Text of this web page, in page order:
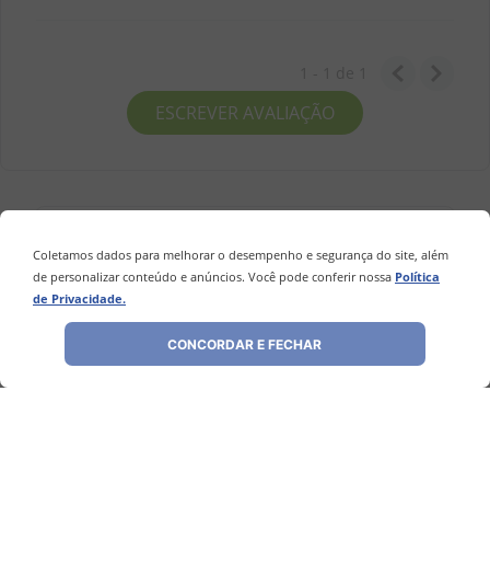
Coletamos dados para melhorar o desempenho e segurança do site, além
de personalizar conteúdo e anúncios. Você pode conferir nossa Política
de Privacidade.
CONCORDAR E FECHAR
ESCREVER AVALIAÇÃO
Perguntas&Respostas
Tem alguma dúvida sobre este produto?
Pergunte ao lojista e a outros
compradores!